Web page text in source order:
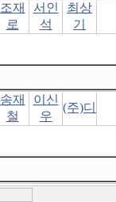
조재
로
서인
석
최상
기
송재
철
이신
우
(주)디